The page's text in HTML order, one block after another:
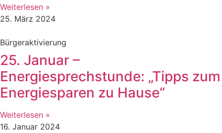
Weiterlesen »
25. März 2024
Bürgeraktivierung
25. Januar –
Energiesprechstunde: „Tipps zum
Energiesparen zu Hause“
Weiterlesen »
16. Januar 2024